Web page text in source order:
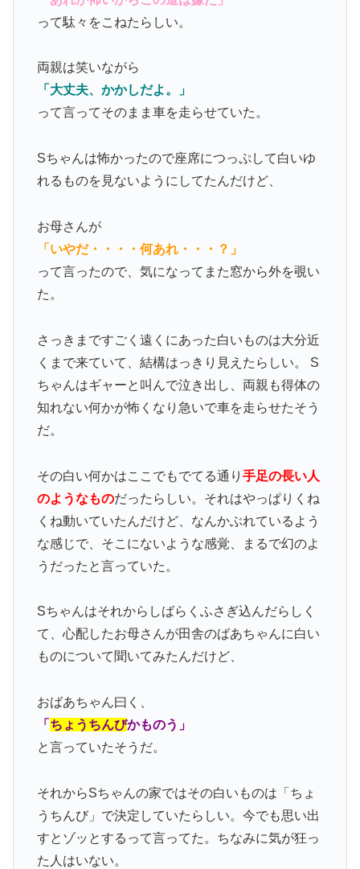
って駄々をこねたらしい。
両親は笑いながら
「大丈夫、かかしだよ。」
って言ってそのまま車を走らせていた。
Sちゃんは怖かったので座席につっぷして白いゆ
れるものを見ないようにしてたんだけど、
お母さんが
「いやだ・・・・何あれ・・・？」
って言ったので、気になってまた窓から外を覗い
た。
さっきまですごく遠くにあった白いものは大分近
くまで来ていて、結構はっきり見えたらしい。 S
ちゃんはギャーと叫んで泣き出し、両親も得体の
知れない何かが怖くなり急いで車を走らせたそう
だ。
その白い何かはここでもでてる通り 手足の長い人
のようなものだったらしい。それはやっぱりくね
くね動いていたんだけど、なんかぶれているよう
な感じで、そこにないような感覚、まるで幻のよ
うだったと言っていた。
Sちゃんはそれからしばらくふさぎ込んだらしく
て、心配したお母さんが田舎のばあちゃんに白い
ものについて聞いてみたんだけど、
おばあちゃん曰く、
「 ちょうちんびかものう」
と言っていたそうだ。
それからSちゃんの家ではその白いものは「ちょ
うちんび」で決定していたらしい。今でも思い出
すとゾッとするって言ってた。ちなみに気が狂っ
た人はいない。